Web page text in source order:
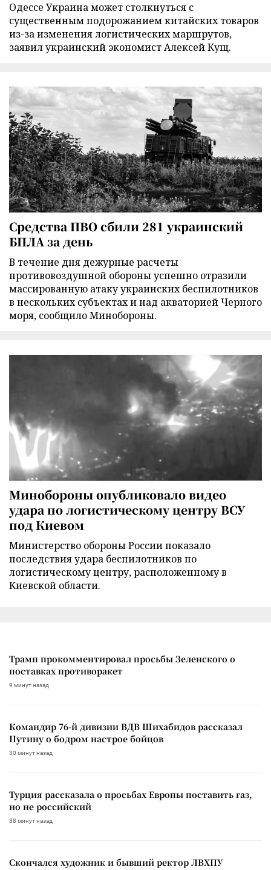
Одессе Украина может столкнуться с
существенным подорожанием китайских товаров
из-за изменения логистических маршрутов,
заявил украинский экономист Алексей Кущ.
Средства ПВО сбили 281 украинский
БПЛА за день
В течение дня дежурные расчеты
противовоздушной обороны успешно отразили
массированную атаку украинских беспилотников
в нескольких субъектах и над акваторией Черного
моря, сообщило Минобороны.
Минобороны опубликовало видео
удара по логистическому центру ВСУ
под Киевом
Министерство обороны России показало
последствия удара беспилотников по
логистическому центру, расположенному в
Киевской области.
Трамп прокомментировал просьбы Зеленского о
поставках противоракет
9 минут назад
Командир 76-й дивизии ВДВ Шихабидов рассказал
Путину о бодром настрое бойцов
30 минут назад
Турция рассказала о просьбах Европы поставить газ,
но не российский
38 минут назад
Скончался художник и бывший ректор ЛВХПУ